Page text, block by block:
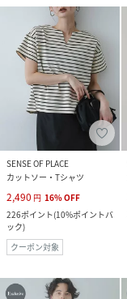
SENSE OF PLACE
カットソー・Tシャツ
2,490 円 16%OFF
226ポイント(10%ポイントバ
ック)
クーポン対象